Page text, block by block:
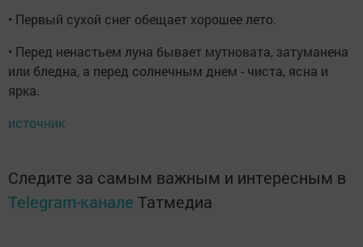
• Первый сухой снег обещает хорошее лето.
• Перед ненастьем луна бывает мутновата, затуманена
или бледна, а перед солнечным днем - чиста, ясна и
ярка.
источник
Следите за самым важным и интересным в
Telegram-канале Татмедиа